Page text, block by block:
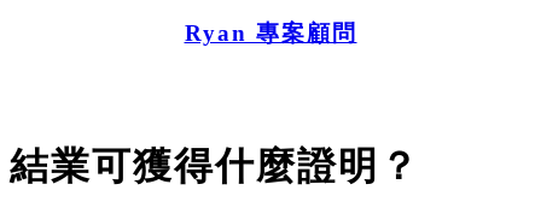
Ryan 專案顧問
結業可獲得什麼證明？